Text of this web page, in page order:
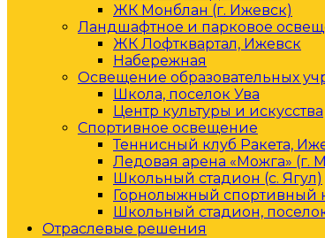
ЖК Монблан (г. Ижевск)
Ландшафтное и парковое
ЖК Лофтквартал, Ижевск
Набережная
Освещение образовательных
Школа, поселок Ува
Центр культуры и искусства
Спортивное освещение
Теннисный клуб Ракета,
Ледовая арена «Можга» (г.
Школьный стадион (с. Ягул)
Горнолыжный спортивный
Школьный стадион,
Отраслевые решения